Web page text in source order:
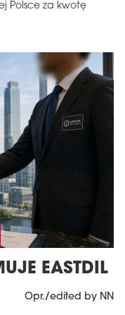
Polsce za kwotę
EASTDIL
Opr./edited by NN